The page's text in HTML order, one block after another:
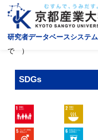
研究者データベースシステム
で ）
SDGs